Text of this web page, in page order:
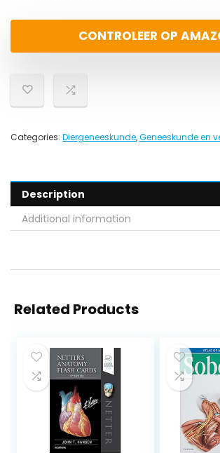
CONTROLEER OP
Categories: Diergeneeskunde,Geneeskunde en
Description
Additional information
Related Products